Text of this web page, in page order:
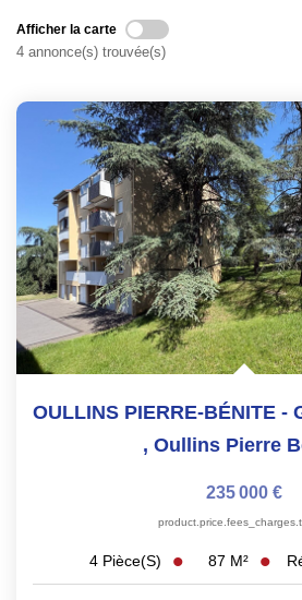
Afficher la carte
4 annonce(s) trouvée(s)
, Oullins Pierre
235 000 €
4 Pièce(s) 87 M²